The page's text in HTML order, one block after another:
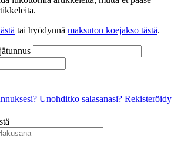
tai hyödynnä maksuton koejakso tästä.
Unohditko salasanasi? Rekisteröidy